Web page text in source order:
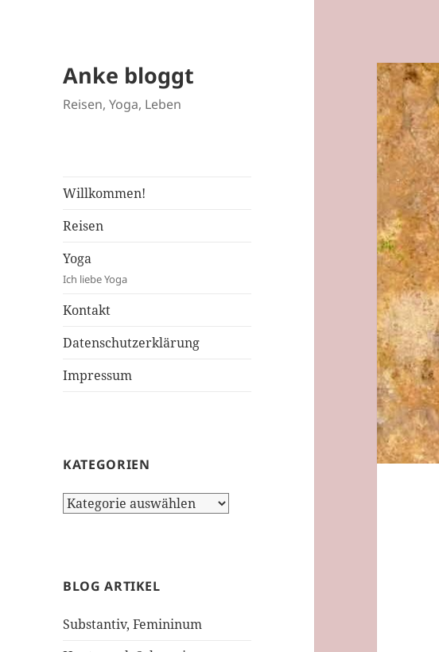
Anke bloggt
Reisen, Yoga, Leben
Willkommen!
Reisen
Yoga
Ich liebe Yoga
Kontakt
Datenschutzerklärung
Impressum
KATEGORIEN
Kategorien
BLOG ARTIKEL
Substantiv, Femininum